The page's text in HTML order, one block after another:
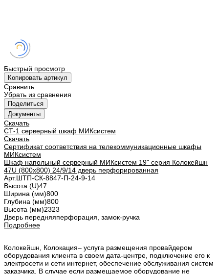
Быстрый просмотр
Копировать артикул
Сравнить
Убрать из сравнения
Поделиться
Документы
Скачать
СТ-1 серверный шкаф МИКсистем
Скачать
Сертификат соответствия на телекоммуникационные шкафы
МИКсистем
Шкаф напольный серверный МИКсистем 19" серия Колокейшн
47U (800х800) 24/9/14 дверь перфорированная
Арт.ШТП-CК-8847-П-24-9-14
Высота (U)47
Ширина (мм)800
Глубина (мм)800
Высота (мм)2323
Дверь передняяперфорация, замок-ручка
Подробнее
Колокейшн, Колокация– услуга размещения провайдером
оборудования клиента в своем дата-центре, подключение его к
электросети и сети интернет, обеспечение обслуживания систем
заказчика. В случае если размещаемое оборудование не